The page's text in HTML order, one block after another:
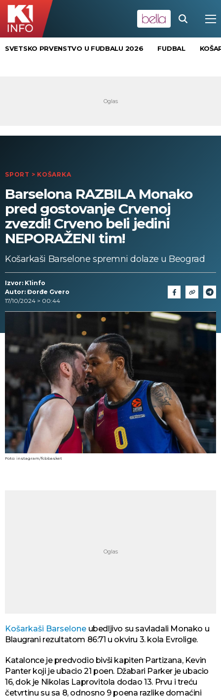
SVETSKO PRVENSTVO U FUDBALU 2026 FUDBAL
SPORT > KOŠARKA
Barselona RAZBILA Monako
pred gostovanje Crvenoj
zvezdi! Crveno beli jedini
NEPORAŽENI tim!
Košarkaši Barselone spremni dolaze u Beograd
Izvor: K1info
Autor: Đorđe Gvero
17/10/2024 > 00:44
Foto: instagram/fcbbasket
Košarkaši Barselone ubedljivo su savladali Monako u
Blaugrani rezultatom 86:71 u okviru 3. kola Evrolige.
Katalonce je predvodio bivši kapiten Partizana, Kevin
Panter koji je ubacio 21 poen. Džabari Parker je ubacio
16, dok je Nikolas Laprovitola dodao 13. Prvu i treću
četvrtinu su sa 8, odnosno 9 poena razlike domaćini